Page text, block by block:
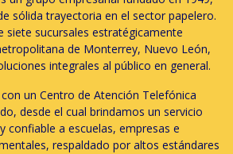
sólida trayectoria en el sector papelero.
siete sucursales estratégicamente
de Monterrey, Nuevo León,
integrales al público en general.
un Centro de Atención Telefónica
desde el cual brindamos un servicio
confiable a escuelas, empresas e
respaldado por altos estándares